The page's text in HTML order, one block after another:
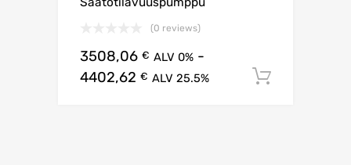
(0 reviews)
3508,06 € ALV 0% -
4402,62 € ALV 25.5%